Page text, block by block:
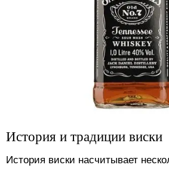
История и традиции виски
История виски насчитывает